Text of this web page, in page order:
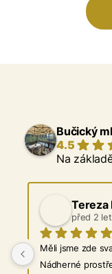
Bučický
4.5
Na
Tereza
před 2
Měli jsme zde
Nádherné